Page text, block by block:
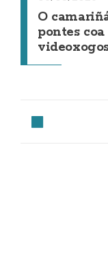
O
pontes